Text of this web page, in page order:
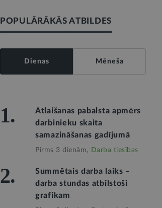
POPULĀRĀKĀS ATBILDES
Dienas Mēneša
1.
Atlaišanas pabalsta apmērs
darbinieku skaita
samazināšanas gadījumā
Pirms 3 dienām, Darba tiesības
2.
Summētais darba laiks –
darba stundas atbilstoši
grafikam